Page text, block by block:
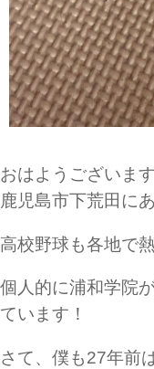
おはようございます
鹿児島市下荒田に
高校野球も各地で
個人的に浦和学院
ています！
さて、僕も27年前